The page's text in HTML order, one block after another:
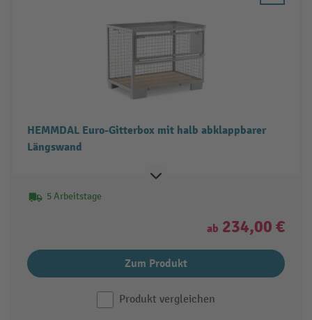
HEMMDAL Euro-Gitterbox mit halb abklappbarer
Längswand
5 Arbeitstage
ab 234,00 €
Zum Produkt
Produkt vergleichen